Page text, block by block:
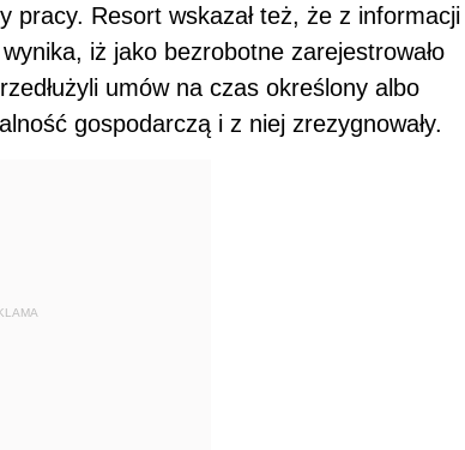
pracy. Resort wskazał też, że z informacji
iż jako bezrobotne zarejestrowało
umów na czas określony albo
gospodarczą i z niej zrezygnowały.